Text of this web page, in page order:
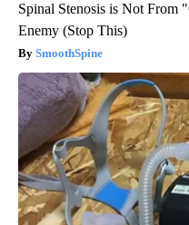
Spinal Stenosis is Not From
Enemy (Stop This)
SmoothSpine